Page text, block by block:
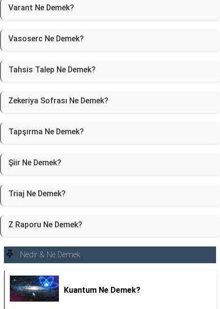
Varant Ne Demek?
Vasoserc Ne Demek?
Tahsis Talep Ne Demek?
Zekeriya Sofrası Ne Demek?
Tapşırma Ne Demek?
Şiir Ne Demek?
Triaj Ne Demek?
Z Raporu Ne Demek?
Nedir & Ne Demek
Kuantum Ne Demek?